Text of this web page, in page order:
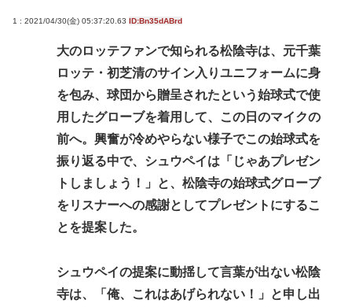
ル（50%還元）」2日目襲来！
【衝撃】京大病院で正常な脳組織を誤摘出された50
代女性、手足も動かせず自発呼吸もできない重篤状
態に…「意識はある」
【緊縮財政が原因】従業員「退職」で倒産 最多ペー
このコワモテ男は何者？
高市早苗さん、相手に発言させない面会が決まる
1 : 2021/04/30(金) 05:37:20.63 ID:Bn35dABrd
大のロッテファンで知られる松陰寺は、元千葉
ロッテ・初芝清のサイン入りユニフォームに身
を包み、球団から贈呈されたという始球式で使
用したグローブを着用して、この日のマイクの
前へ。興奮が冷めやらない様子でこの始球式を
振り返る中で、シュウペイは「じゃあプレゼン
トしましょう！」と、松陰寺の始球式グローブ
をリスナーへの感謝としてプレゼントにするこ
とを提案した。
シュウペイの提案に動揺して言葉が出ない松陰
寺は、「俺、これはあげられない！」と申し出